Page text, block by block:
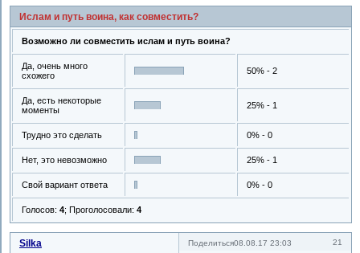
Ислам и путь воина, как совместить?
Возможно ли совместить ислам и путь воина?
Да, очень много
схожего
50% - 2
Да, есть некоторые
моменты
25% - 1
Трудно это сделать 0% - 0
Нет, это невозможно 25% - 1
Свой вариант ответа 0% - 0
Голосов:4;Проголосовали:4
Поделиться 21
08.08.17 23:03
Silka